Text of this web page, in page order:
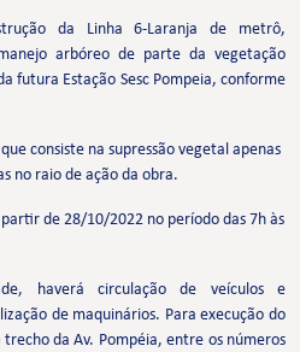
da Linha 6-Laranja de metrô,
arbóreo de parte da vegetação
futura Estação Sesc Pompeia, conforme
consiste na supressão vegetal apenas
no raio de ação da obra.
partir de 28/10/2022 no período das 7h às
haverá circulação de veículos e
de maquinários. Para execução do
da Av. Pompéia, entre os números